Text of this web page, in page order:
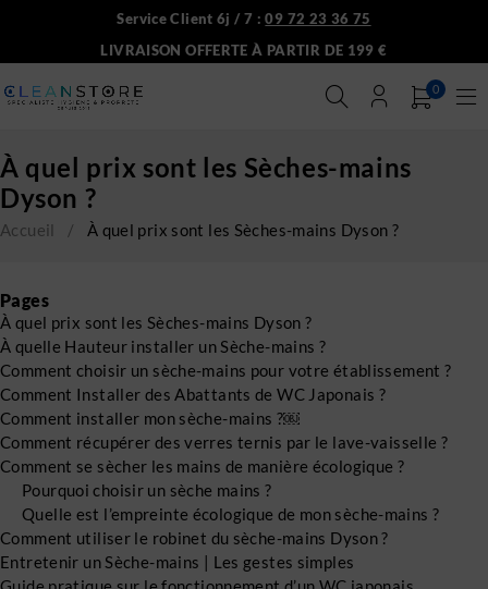
Service Client 6j / 7 :09 72 23 36 75
LIVRAISON OFFERTE À PARTIR DE 199 €
0
À quel prix sont les Sèches-mains
Dyson ?
Accueil / À quel prix sont les Sèches-mains Dyson ?
Pages
À quel prix sont les Sèches-mains Dyson ?
À quelle Hauteur installer un Sèche-mains ?
Comment choisir un sèche-mains pour votre établissement ?
Comment Installer des Abattants de WC Japonais ?
Comment installer mon sèche-mains ?￼
Comment récupérer des verres ternis par le lave-vaisselle ?
Comment se sècher les mains de manière écologique ?
Pourquoi choisir un sèche mains ?
Quelle est l’empreinte écologique de mon sèche-mains ?
Comment utiliser le robinet du sèche-mains Dyson ?
Entretenir un Sèche-mains | Les gestes simples